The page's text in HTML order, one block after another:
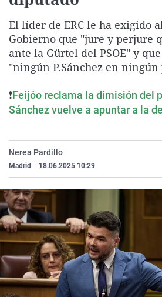
El líder de ERC le ha exigido
Gobierno que "jure y perjure
ante la Gürtel del PSOE" y
"ningún P.Sánchez en ningún
❗Feijóo reclama la dimisión del
Sánchez vuelve a apuntar a la
Nerea Pardillo
Madrid 18.06.2025 10:29